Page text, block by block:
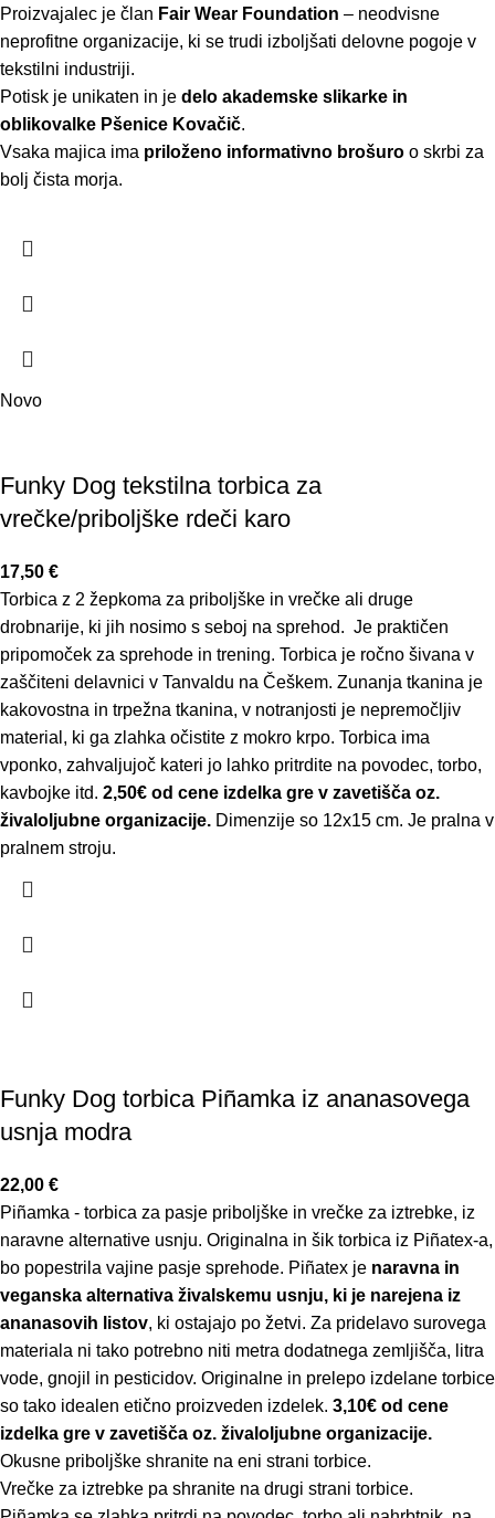
Proizvajalec je član Fair Wear Foundation – neodvisne
neprofitne organizacije, ki se trudi izboljšati delovne pogoje v
tekstilni industriji.
Potisk je unikaten in je delo akademske slikarke in
oblikovalke Pšenice Kovačič.
Vsaka majica ima priloženo informativno brošuro o skrbi za
bolj čista morja.
Novo
Funky Dog tekstilna torbica za
vrečke/priboljške rdeči karo
17,50 €
Torbica z 2 žepkoma za priboljške in vrečke ali druge
drobnarije, ki jih nosimo s seboj na sprehod. Je praktičen
pripomoček za sprehode in trening. Torbica je ročno šivana v
zaščiteni delavnici v Tanvaldu na Češkem. Zunanja tkanina je
kakovostna in trpežna tkanina, v notranjosti je nepremočljiv
material, ki ga zlahka očistite z mokro krpo. Torbica ima
vponko, zahvaljujoč kateri jo lahko pritrdite na povodec, torbo,
kavbojke itd. 2,50€ od cene izdelka gre v zavetišča oz.
živaloljubne organizacije. Dimenzije so 12x15 cm. Je pralna v
pralnem stroju.
Funky Dog torbica Piñamka iz ananasovega
usnja modra
22,00 €
Piñamka - torbica za pasje priboljške in vrečke za iztrebke, iz
naravne alternative usnju. Originalna in šik torbica iz Piñatex-a,
bo popestrila vajine pasje sprehode. Piñatex je naravna in
veganska alternativa živalskemu usnju, ki je narejena iz
ananasovih listov, ki ostajajo po žetvi. Za pridelavo surovega
materiala ni tako potrebno niti metra dodatnega zemljišča, litra
vode, gnojil in pesticidov. Originalne in prelepo izdelane torbice
so tako idealen etično proizveden izdelek. 3,10€ od cene
izdelka gre v zavetišča oz. živaloljubne organizacije.
Okusne priboljške shranite na eni strani torbice.
Vrečke za iztrebke pa shranite na drugi strani torbice.